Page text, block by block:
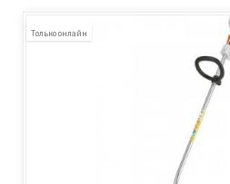
Только онлайн